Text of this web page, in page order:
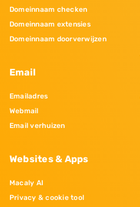
Domeinnaam checken
Domeinnaam extensies
Domeinnaam doorverwijzen
Email
Emailadres
Webmail
Email verhuizen
Websites & Apps
Macaly AI
Privacy & cookie tool